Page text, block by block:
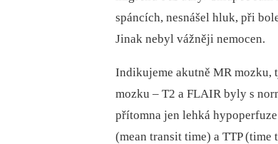
spáncích, nesnášel hluk, při
Jinak nebyl vážněji nemocen.
Indikujeme akutně MR
mozku –⁠ T2 a FLAIR byly s
přítomna jen lehká
(mean transit time) a TTP